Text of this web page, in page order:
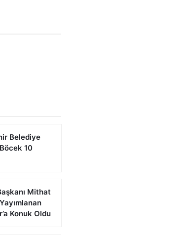
Belediye
10
Mithat
Konuk Oldu